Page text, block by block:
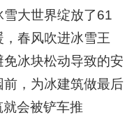
雪大世界绽放了61
春风吹进冰雪王
冰块松动导致的安
，为冰建筑做最后
就会被铲车推